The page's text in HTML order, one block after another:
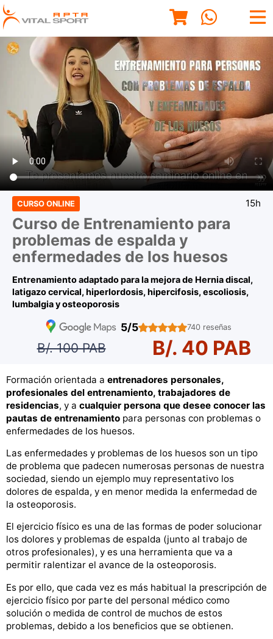
CURSO ONLINE 15h
Curso de Entrenamiento para
problemas de espalda y
enfermedades de los huesos
Entrenamiento adaptado para la mejora de Hernia discal,
latigazo cervical, hiperlordosis, hipercifosis, escoliosis,
lumbalgia y osteoporosis
5/5 740 reseñas
B/. 100 PAB B/. 40 PAB
Formación orientada a entrenadores personales,
profesionales del entrenamiento, trabajadores de
residencias, y a cualquier persona que desee conocer las
pautas de entrenamiento para personas con problemas o
enfermedades de los huesos.
Las enfermedades y problemas de los huesos son un tipo
de problema que padecen numerosas personas de nuestra
sociedad, siendo un ejemplo muy representativo los
dolores de espalda, y en menor medida la enfermedad de
la osteoporosis.
El ejercicio físico es una de las formas de poder solucionar
los dolores y problemas de espalda (junto al trabajo de
otros profesionales), y es una herramienta que va a
permitir ralentizar el avance de la osteoporosis.
Es por ello, que cada vez es más habitual la prescripción de
ejercicio físico por parte del personal médico como
solución o medida de control de muchos de estos
problemas, debido a los beneficios que se obtienen.